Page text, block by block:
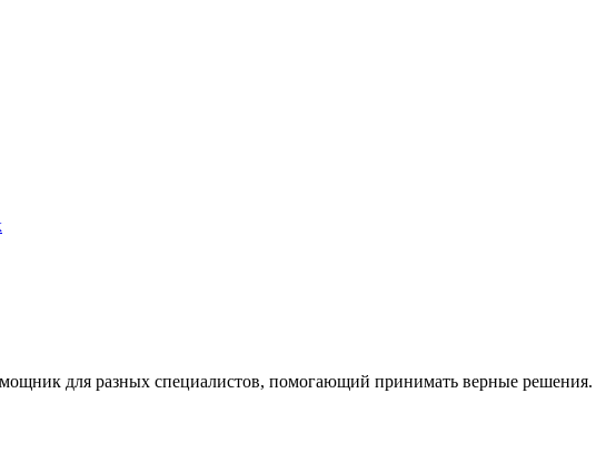
для разных специалистов, помогающий принимать верные решения.